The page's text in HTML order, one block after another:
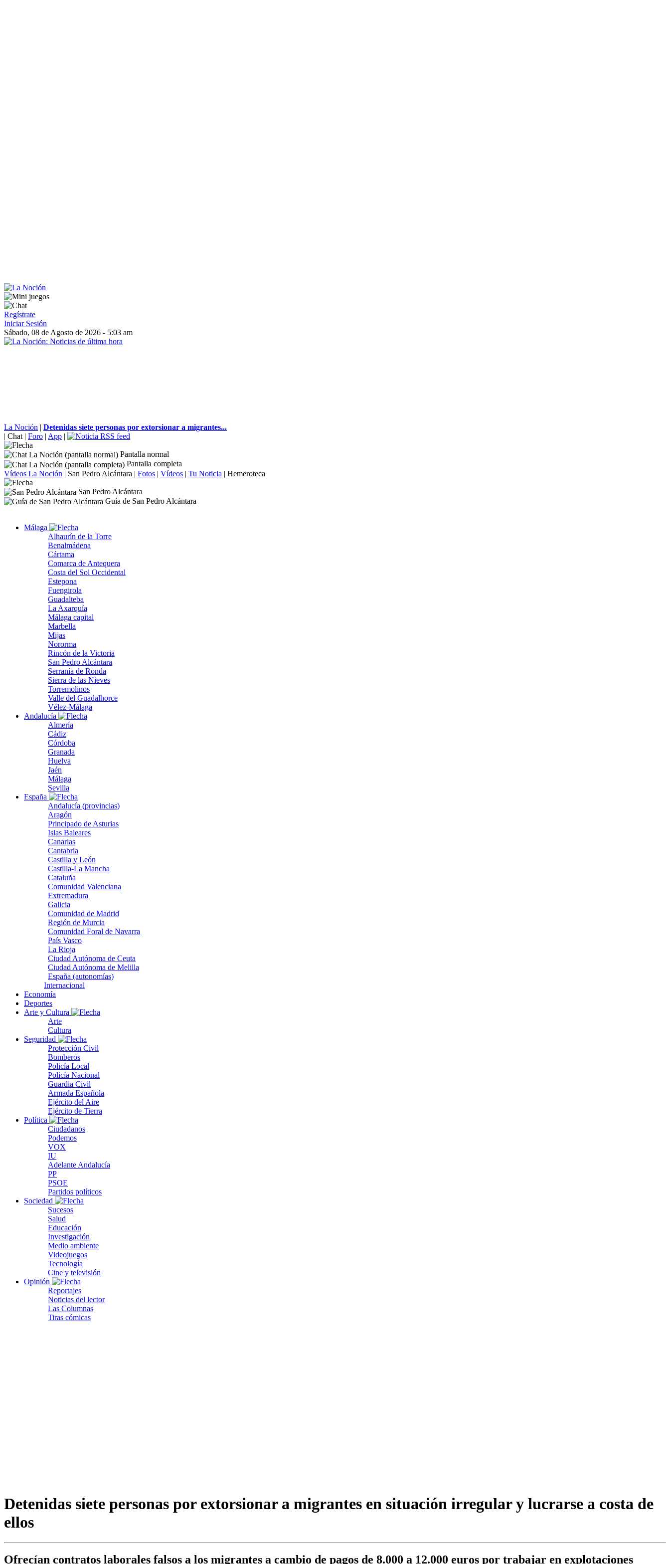
Regístrate
Iniciar Sesión
Sábado, 08 de Agosto de 2026 - 5:03 am
La Noción | Detenidas siete personas por extorsionar a migrantes...
| Chat | Foro | App |
Pantalla normal
Pantalla completa
Vídeos La Noción | San Pedro Alcántara | Fotos | Vídeos | Tu Noticia | Hemeroteca
San Pedro Alcántara
Guía de San Pedro Alcántara
Málaga
Alhaurín de la Torre
Benalmádena
Cártama
Comarca de Antequera
Costa del Sol Occidental
Estepona
Fuengirola
Guadalteba
La Axarquía
Málaga capital
Marbella
Mijas
Nororma
Rincón de la Victoria
San Pedro Alcántara
Serranía de Ronda
Sierra de las Nieves
Torremolinos
Valle del Guadalhorce
Vélez-Málaga
Andalucía
Almería
Cádiz
Córdoba
Granada
Huelva
Jaén
Málaga
Sevilla
España
Andalucía (provincias)
Aragón
Principado de Asturias
Islas Baleares
Canarias
Cantabria
Castilla y León
Castilla-La Mancha
Cataluña
Comunidad Valenciana
Extremadura
Galicia
Comunidad de Madrid
Región de Murcia
Comunidad Foral de Navarra
País Vasco
La Rioja
Ciudad Autónoma de Ceuta
Ciudad Autónoma de Melilla
España (autonomías)
Internacional
Economía
Deportes
Arte y Cultura
Arte
Cultura
Seguridad
Protección Civil
Bomberos
Policía Local
Policía Nacional
Guardia Civil
Armada Española
Ejército del Aire
Ejército de Tierra
Política
Ciudadanos
Podemos
VOX
IU
Adelante Andalucía
PP
PSOE
Partidos políticos
Sociedad
Sucesos
Salud
Educación
Investigación
Medio ambiente
Videojuegos
Tecnología
Cine y televisión
Opinión
Reportajes
Noticias del lector
Las Columnas
Tiras cómicas
Detenidas siete personas por extorsionar a migrantes en situación irregular y lucrarse a costa de
ellos
Ofrecían contratos laborales falsos a los migrantes a cambio de pagos de 8.000 a 12.000 euros por trabajar en explotaciones